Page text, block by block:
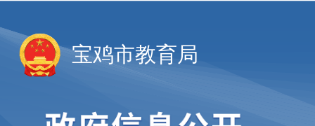
宝鸡市教育局